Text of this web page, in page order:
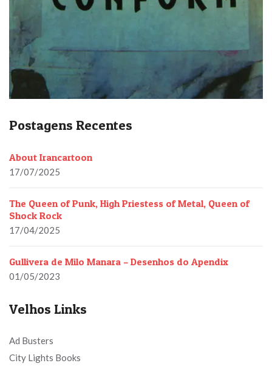
Postagens Recentes
About Irancartoon
17/07/2025
The Queen of Punk, High Priestess of Metal, Queen of
Shock Rock
17/04/2025
Gullivera de Milo Manara – Desenhos do Apendix
01/05/2023
Velhos Links
Ad Busters
City Lights Books